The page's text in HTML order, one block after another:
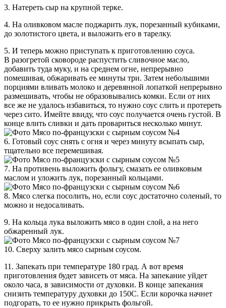
3. Натереть сыр на крупной терке.
4. На оливковом масле поджарить лук, порезанный кубиками,
до золотистого цвета, и выложить его в тарелку.
5. И теперь можно приступать к приготовлению соуса.
В разогретой сковороде распустить сливочное масло,
добавить туда муку, и на среднем огне, непрерывно
помешивая, обжаривать ее минуты три. Затем небольшими
порциями вливать молоко и деревянной лопаткой непрерывно
размешивать, чтобы не образовывались комки. Если от них
все же не удалось избавиться, то нужно соус слить и протереть
через сито. Имейте ввиду, что соус получается очень густой. В
конце влить сливки и дать провариться несколько минут.
6. Готовый соус снять с огня и через минуту всыпать сыр,
тщательно все перемешивая.
7. На противень выложить фольгу, смазать ее оливковым
маслом и уложить лук, порезанный кольцами.
8. Мясо слегка посолить, но, если соус достаточно соленый, то
можно и недосаливать.
9. На кольца лука выложить мясо в один слой, а на него
обжаренный лук.
10. Сверху залить мясо сырным соусом.
11. Запекать при температуре 180 град. А вот время
приготовления будет зависеть от мяса. На запекание уйдет
около часа, в зависимости от духовки. В конце запекания
снизить температуру духовки до 150С. Если корочка начнет
подгорать, то ее нужно прикрыть фольгой.